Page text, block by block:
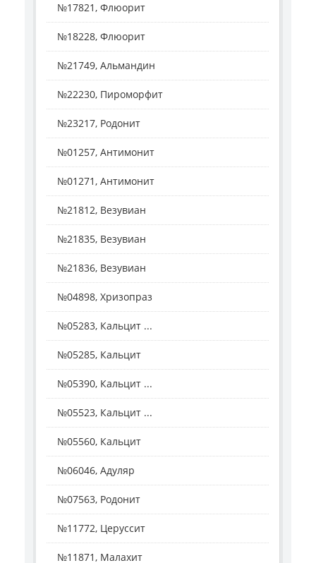
№17821, Флюорит
№18228, Флюорит
№21749, Альмандин
№22230, Пироморфит
№23217, Родонит
№01257, Антимонит
№01271, Антимонит
№21812, Везувиан
№21835, Везувиан
№21836, Везувиан
№04898, Хризопраз
№05283, Кальцит ...
№05285, Кальцит
№05390, Кальцит ...
№05523, Кальцит ...
№05560, Кальцит
№06046, Адуляр
№07563, Родонит
№11772, Церуссит
№11871, Малахит